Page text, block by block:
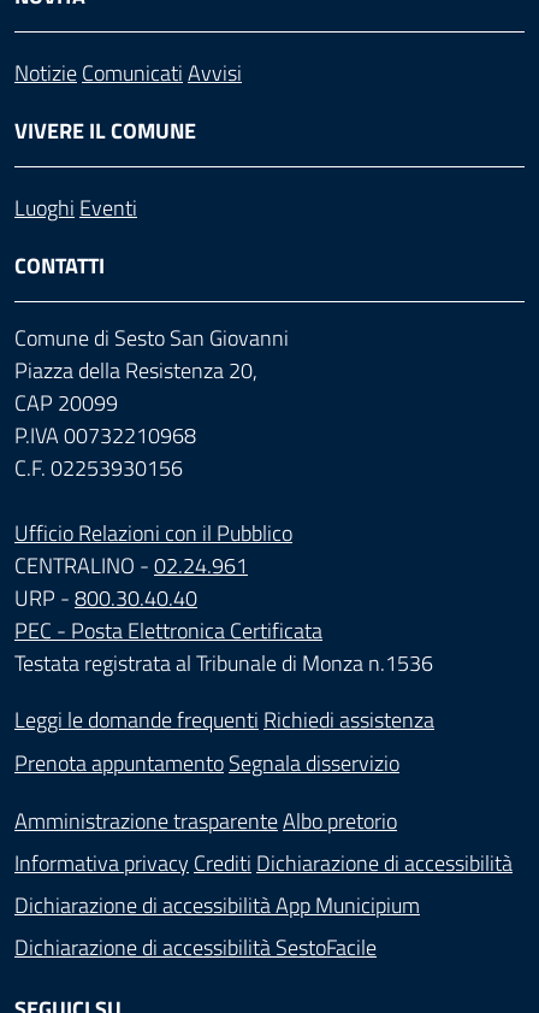
NotizieComunicatiAvvisi
VIVERE IL COMUNE
Luoghi Eventi
CONTATTI
Comune di Sesto San Giovanni
Piazza della Resistenza 20,
CAP 20099
P.IVA 00732210968
C.F. 02253930156
Ufficio Relazioni con il Pubblico
CENTRALINO -02.24.961
URP -800.30.40.40
PEC - Posta Elettronica Certificata
Testata registrata al Tribunale di Monza n.1536
Leggi le domande frequenti Richiedi assistenza
Prenota appuntamentoSegnala disservizio
Amministrazione trasparenteAlbo pretorio
Informativa privacy Crediti Dichiarazione di accessibilità
Dichiarazione di accessibilità App Municipium
Dichiarazione di accessibilità SestoFacile